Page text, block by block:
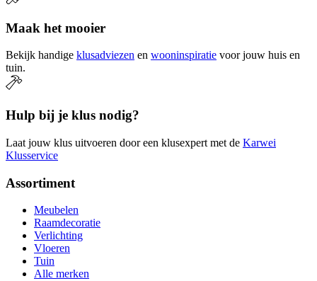
Maak het mooier
Bekijk handige klusadviezen en wooninspiratie voor jouw huis en
tuin.
Hulp bij je klus nodig?
Laat jouw klus uitvoeren door een klusexpert met de Karwei
Klusservice
Assortiment
Meubelen
Raamdecoratie
Verlichting
Vloeren
Tuin
Alle merken